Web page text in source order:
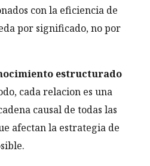
con la eficiencia de
por significado, no por
estructurado
cada relacion es una
causal de todas las
afectan la estrategia de